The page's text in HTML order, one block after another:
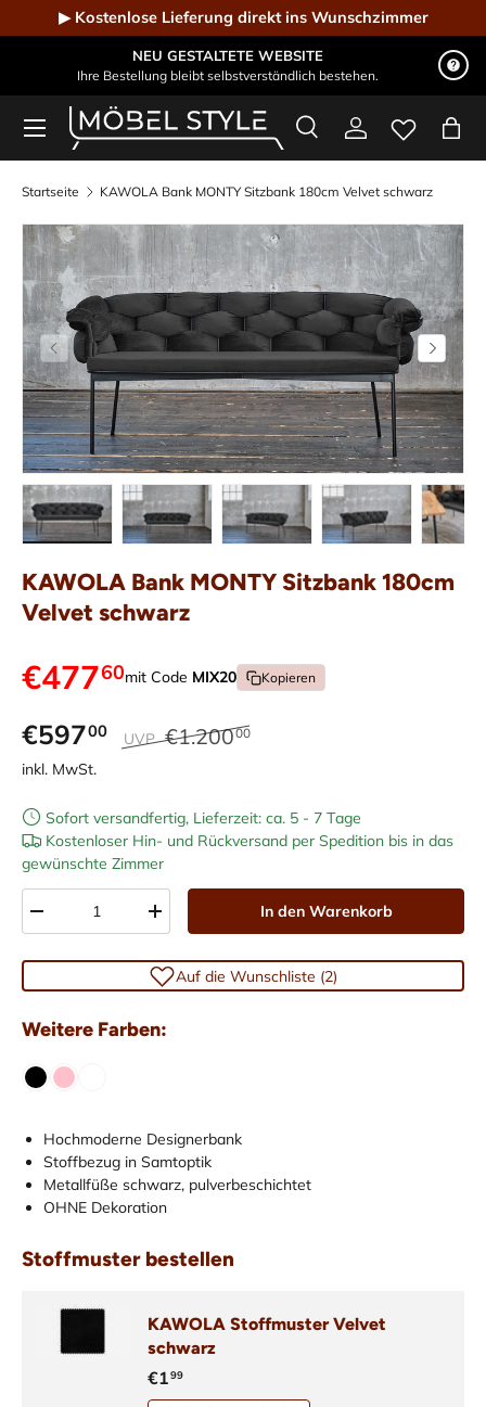
Direkt zum Inhalt
▶ Kostenlose Lieferung direkt ins Wunschzimmer
NEU GESTALTETE WEBSITE
Ihre Bestellung bleibt selbstverständlich bestehen.
Möbel Style - Der Online-Shop für Designmöbel
Suchen
SucheEinloggen
Menü
Startseite KAWOLA Bank MONTY Sitzbank 180cm Velvet schwarz
Vorherige Nächste
Bild 1 in Galerieansicht laden
Bild 2 in Galerieansicht laden
Bild 3 in Galerieansicht laden
Bild 4 in Bild 5
KAWOLA Bank MONTY Sitzbank 180cm
Velvet schwarz
€47760mit Code MIX20 Kopieren
€59700 UVP €1.20000
inkl. MwSt.
Sofort versandfertig, Lieferzeit: ca. 5 - 7 Tage
Kostenloser Hin- und Rückversand per Spedition bis in das
gewünschte Zimmer
-
+ In den Warenkorb
Auf die Wunschliste (2)
Weitere Farben:
Hochmoderne Designerbank
Stoffbezug in Samtoptik
Metallfüße schwarz, pulverbeschichtet
OHNE Dekoration
Stoffmuster bestellen
KAWOLA Stoffmuster Velvet
schwarz
€199